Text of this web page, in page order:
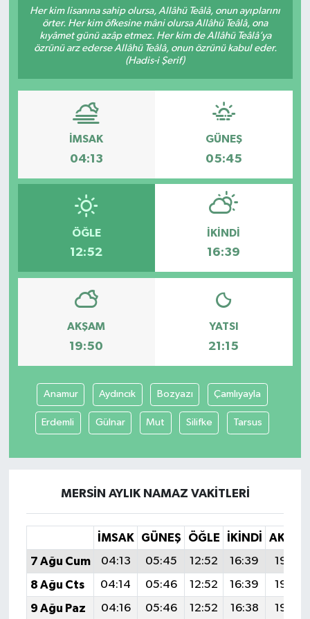
Her kim lisanına sahip olursa, Allâhü Teâlâ, onun ayıplarını
örter. Her kim öfkesine mâni olursa Allâhü Teâlâ, ona
kıyâmet günü azâp etmez. Her kim de Allâhü Teâlâ’ya
özrünü arz ederse Allâhü Teâlâ, onun özrünü kabul eder.
(Hadis-i Şerif)
İMSAK
04:13
GÜNEŞ
05:45
ÖĞLE
12:52
İKINDI
16:39
AKŞAM
19:50
YATSI
21:15
Anamur Aydıncık Bozyazı Çamlıyayla
Erdemli Gülnar Mut Silifke Tarsus
MERSIN AYLIK NAMAZ VAKITLERI
İMSAK GÜNEŞ ÖĞLE İKINDI
AKŞAM
7 Ağu Cum
04:13 05:45 12:52 16:39
19:50
8 Ağu Cts
04:14 05:46 12:52 16:39
19:49
9 Ağu Paz
04:16 05:46 12:52 16:38
19:48
Siyaset